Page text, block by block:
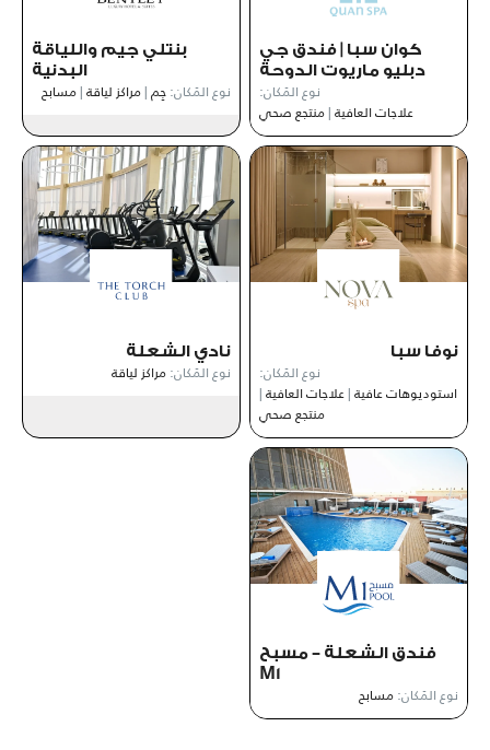
كوان سبا | فندق جي
دبليو ماريوت الدوحة
نوع المَكان:
علاجات العافية|منتجع صحي
بنتلي جيم واللياقة
البدنية
نوع المَكان:جِم|مراكز لياقة|مسابح
نوفا سبا
نوع المَكان:
استوديوهات عافية|علاجات العافية|
منتجع صحي
نادي الشعلة
نوع المَكان:مراكز لياقة
فندق الشعلة – مسبح
M1
نوع المَكان:مسابح